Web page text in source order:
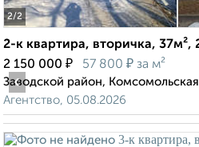
2/2
2-к квартира, вторичка, 37м²,
2 150 000 ₽ 57 800 ₽ за м²
Заводской район, Комсомольская
Агентство, 05.08.2026
‹